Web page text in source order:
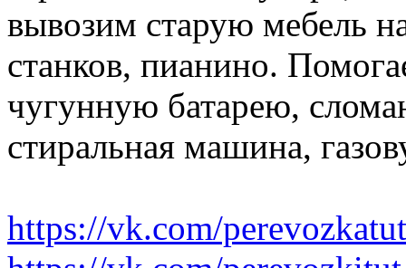
вывозим старую мебель
станков, пианино.
чугунную батарею,
стиральная машина,
https://vk.com/perevozkatut